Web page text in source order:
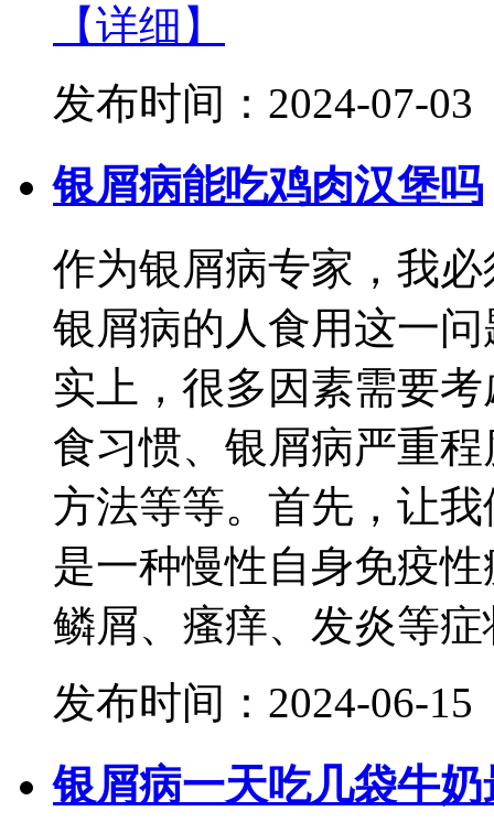
【详细】
发布时间：2024-07-03
银屑病能吃鸡肉汉堡吗
作为银屑病专家，我
银屑病的人食用这一
实上，很多因素需要
食习惯、银屑病严重
方法等等。首先，让
是一种慢性自身免疫
鳞屑、瘙痒、发炎等症
发布时间：2024-06-15
银屑病一天吃几袋牛奶